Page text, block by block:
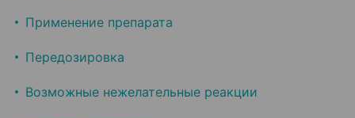
Применение препарата
Передозировка
Возможные нежелательные реакции